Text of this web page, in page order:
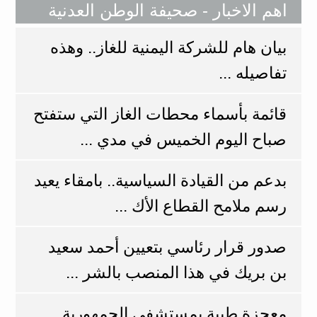
اهم الاخبار - صحيفة الوطن العدنية
بيان هام للشركة اليمنية للغاز.. وهذه
تفاصيله ...
قائمة بأسماء محطات الغاز التي ستفتح
صباح اليوم الخميس في مدي ...
بدعم من القيادة السياسية.. بامقاء يعيد
رسم ملامح القطاع الأك ...
صدور قرار رئاسي بتعيين أحمد سعيد
بن بريك في هذا المنصب بالشر ...